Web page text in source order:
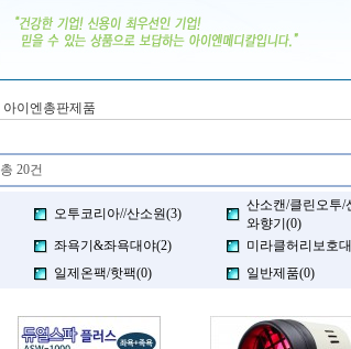
아이엔총판제품
총 20건
오투코리아//산소원(3)
산소캔/클린오투/
와향기(0)
좌욕기&좌욕대야(2)
미라클허리보호
일제온팩/핫팩(0)
일반제품(0)